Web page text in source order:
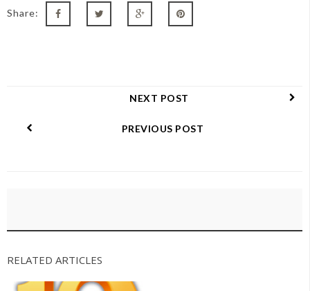
Share:
NEXT POST
PREVIOUS POST
RELATED ARTICLES